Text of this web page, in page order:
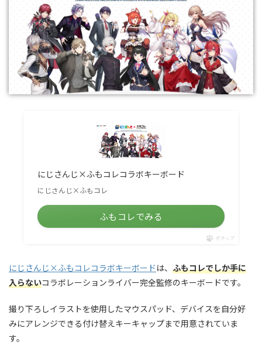
にじさんじ×ふもコレコラボキーボード
にじさんじ×ふもコレ
ふもコレでみる
ポチップ
にじさんじ×ふもコレコラボキーボード は、 ふもコレでしか手に
入らないコラボレーションライバー完全監修のキーボードです。
撮り下ろしイラストを使用したマウスパッド、デバイスを自分好
みにアレンジできる付け替えキーキャップまで用意されていま
す。